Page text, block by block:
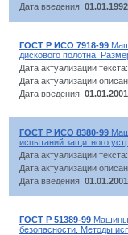
Дата введения: 01.01.1992
ГОСТ Р ИСО 7918-99
дискового полотна.
Дата актуализации текста:
Дата актуализации
Дата введения: 01.01.2001
ГОСТ Р ИСО 8380-99
испытаний защитного
Дата актуализации текста:
Дата актуализации
Дата введения: 01.01.2001
ГОСТ Р 51389-99 Машины
безопасности. Методы